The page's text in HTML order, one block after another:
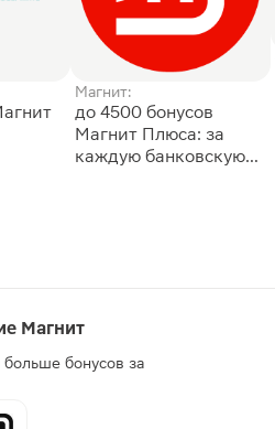
Магнит:
до 4500 бонусов
Магнит Плюса: за
каждую банковскую
Магнит
больше бонусов за